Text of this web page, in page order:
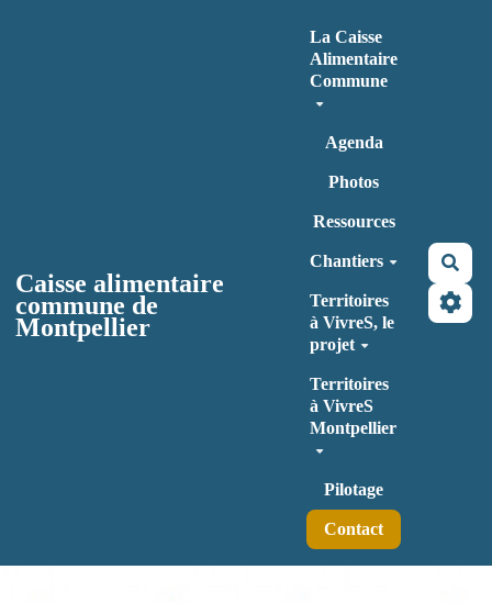
Caisse alimentaire
commune de
Montpellier
La Caisse
Alimentaire
Commune
Agenda
Photos
Ressources
Chantiers
Territoires
à VivreS, le
projet
Territoires
à VivreS
Montpellier
Pilotage
Contact